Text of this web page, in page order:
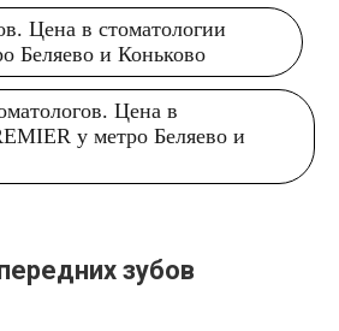
Цена в стоматологии
Беляево и Коньково
Цена в
у метро Беляево и
зубов